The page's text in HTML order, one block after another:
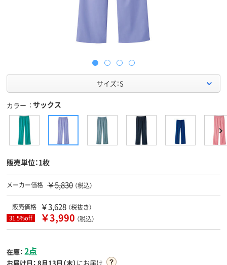
サイズ：S
カラー サックス
販売単位：1枚
メーカー価格 ￥5,830 （税込）
販売価格 ￥3,628 （税抜き）
31.5%off ￥3,990 （税込）
在庫： 2点
お届け日： 8月13日（木）にお届け